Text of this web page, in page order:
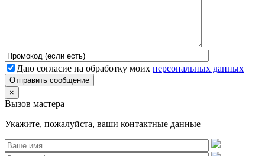
Даю согласие на обработку моих персональных данных
Отправить сообщение
×
Вызов мастера
Укажите, пожалуйста, ваши контактные данные